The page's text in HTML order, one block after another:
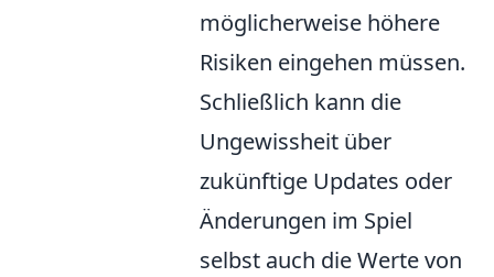
möglicherweise höhere
Risiken eingehen müssen.
Schließlich kann die
Ungewissheit über
zukünftige Updates oder
Änderungen im Spiel
selbst auch die Werte von